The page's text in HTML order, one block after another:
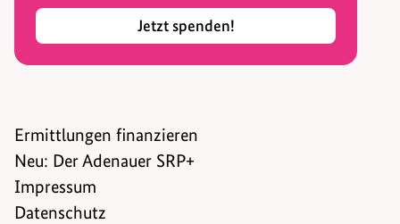
Jetzt spenden!
Ermittlungen finanzieren
Neu: Der Adenauer SRP+
Impressum
Datenschutz